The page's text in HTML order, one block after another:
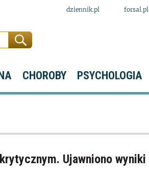
dziennik.pl forsal.pl
CHOROBY PSYCHOLOGIA
Ujawniono wyniki